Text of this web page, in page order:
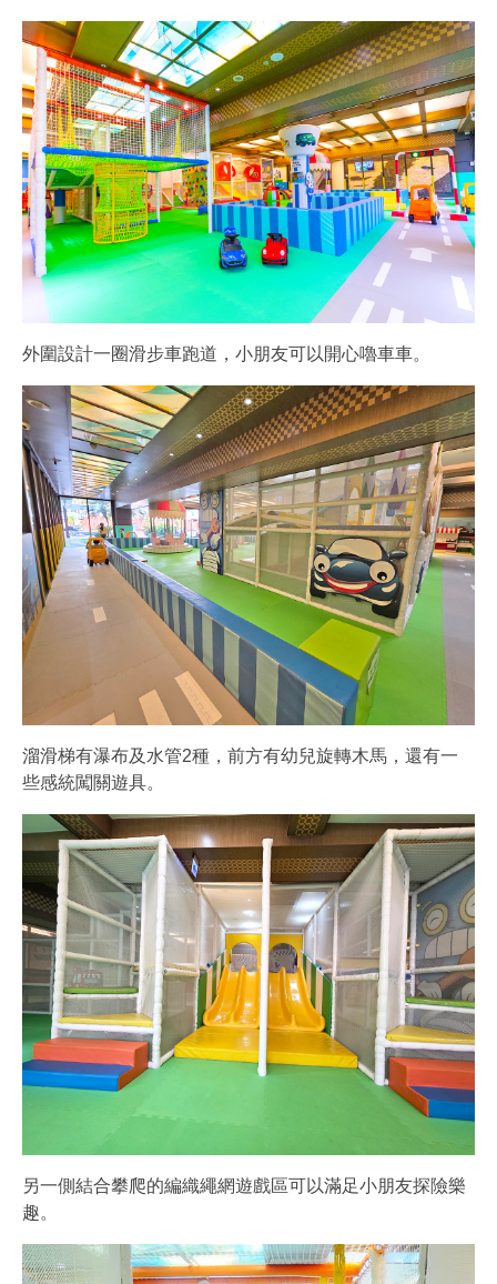
外圍設計一圈滑步車跑道，小朋友可以開心嚕車車。
溜滑梯有瀑布及水管2種，前方有幼兒旋轉木馬，還有一
些感統闖關遊具。
另一側結合攀爬的編織繩網遊戲區可以滿足小朋友探險樂
趣。